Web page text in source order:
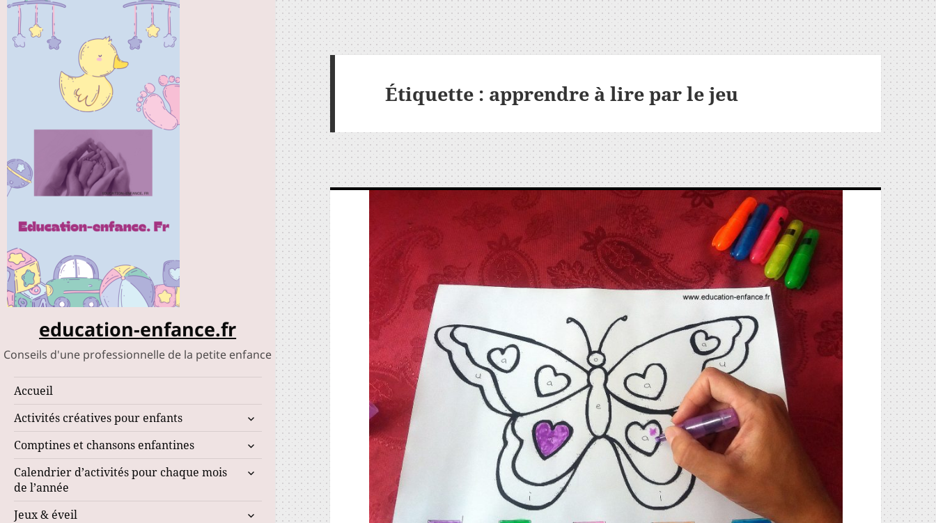
education-enfance.fr
Conseils d'une professionnelle de la petite enfance
Accueil
Activités créatives pour enfants
ouvrir
sous-
Comptines et chansons enfantines
ouvrir
sous-
Calendrier d’activités pour chaque mois
de l’année
ouvrir
menu
Jeux & éveil
ouvrir
Étiquette : apprendre à lire par le jeu